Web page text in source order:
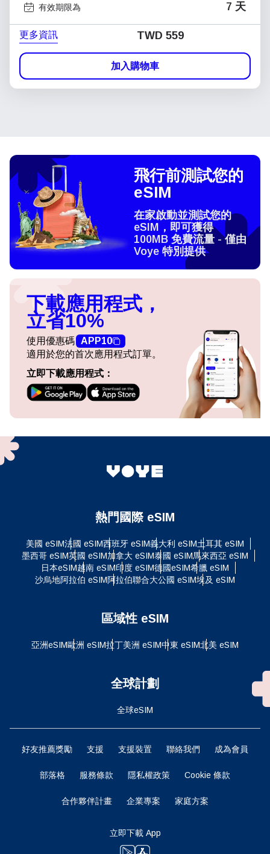
有效期限為 7 天
更多資訊 TWD 559
加入購物車
飛行前測試您的
eSIM
在家啟動並測試您的
eSIM，即可獲得
100MB 免費流量 - 僅由
Voye 特別提供
下載應用程式，
立省10%
使用優惠碼 APP10
適用於您的首次應用程式訂單。
立即下載應用程式：
熱門國際 eSIM
美國 eSIM法國 eSIM西班牙 eSIM義大利 eSIM土耳其 eSIM
墨西哥 eSIM英國 eSIM加拿大 eSIM泰國 eSIM馬來西亞 eSIM
日本eSIM越南 eSIM印度 eSIM德國eSIM希臘 eSIM
沙烏地阿拉伯 eSIM阿拉伯聯合大公國 eSIM埃及 eSIM
區域性 eSIM
亞洲eSIM歐洲 eSIM拉丁美洲 eSIM中東 eSIM北美 eSIM
全球計劃
全球eSIM
好友推薦獎勵 支援 支援裝置 聯絡我們 成為會員
部落格 服務條款 隱私權政策 Cookie 條款
合作夥伴計畫 企業專案 家庭方案
立即下載 App